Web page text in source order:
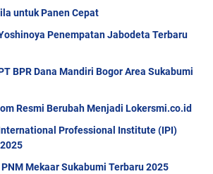
untuk Panen Cepat
Penempatan Jabodeta Terbaru
BPR Dana Mandiri Bogor Area Sukabumi
Resmi Berubah Menjadi Lokersmi.co.id
Professional Institute (IPI)
Mekaar Sukabumi Terbaru 2025